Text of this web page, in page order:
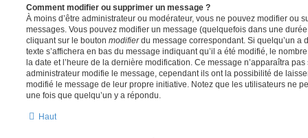
Comment modifier ou supprimer un message ?
À moins d’être administrateur ou modérateur, vous ne pouvez modifier ou
messages. Vous pouvez modifier un message (quelquefois dans une
cliquant sur le bouton modifierdu message correspondant. Si quelqu’un a
texte s’affichera en bas du message indiquant qu’il a été modifié, le
la date et l’heure de la dernière modification. Ce message n’apparaîtra
administrateur modifie le message, cependant ils ont la possibilité de
modifié le message de leur propre initiative. Notez que les utilisateurs ne
une fois que quelqu’un y a répondu.
Haut